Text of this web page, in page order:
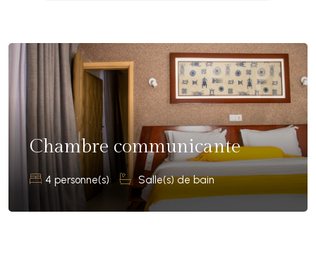
Chambre communicante
4 personne(s) Salle(s) de bain